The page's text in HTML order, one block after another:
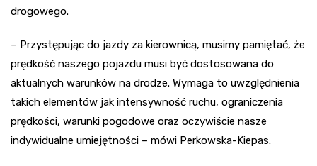
drogowego.
– Przystępując do jazdy za kierownicą, musimy pamiętać, że
prędkość naszego pojazdu musi być dostosowana do
aktualnych warunków na drodze. Wymaga to uwzględnienia
takich elementów jak intensywność ruchu, ograniczenia
prędkości, warunki pogodowe oraz oczywiście nasze
indywidualne umiejętności – mówi Perkowska-Kiepas.